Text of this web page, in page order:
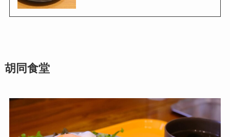
胡同食堂